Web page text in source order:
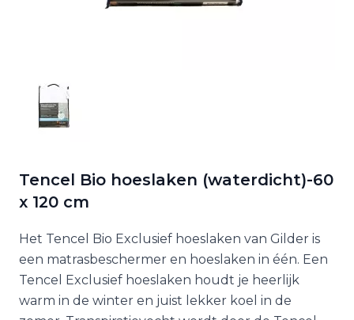
Tencel Bio hoeslaken (waterdicht)-60
x 120 cm
Het Tencel Bio Exclusief hoeslaken van Gilder is
een matrasbeschermer en hoeslaken in één. Een
Tencel Exclusief hoeslaken houdt je heerlijk
warm in de winter en juist lekker koel in de